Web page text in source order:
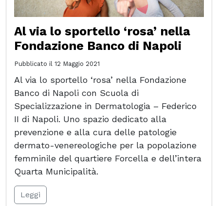
Al via lo sportello ‘rosa’ nella
Fondazione Banco di Napoli
Pubblicato il 12 Maggio 2021
Al via lo sportello ‘rosa’ nella Fondazione
Banco di Napoli con Scuola di
Specializzazione in Dermatologia – Federico
II di Napoli. Uno spazio dedicato alla
prevenzione e alla cura delle patologie
dermato-venereologiche per la popolazione
femminile del quartiere Forcella e dell’intera
Quarta Municipalità.
Leggi